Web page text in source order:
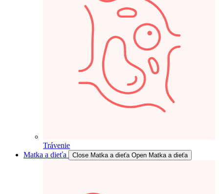
Trávenie
Matka a dieťa
Close Matka a dieťa Open Matka a dieťa